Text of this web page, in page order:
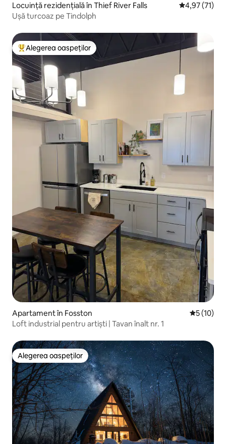
Locuință rezidențială în Thief River Falls Scor mediu
4,97 (71)
Ușă turcoaz pe Tindolph
Locuință din topul categoriei Alegerea oaspeților
Alegerea oaspeților
Apartament în Fosston Scor
5 (10)
Loft industrial pentru artiști | Tavan înalt nr. 1
Alegerea oaspeților
Alegerea oaspeților